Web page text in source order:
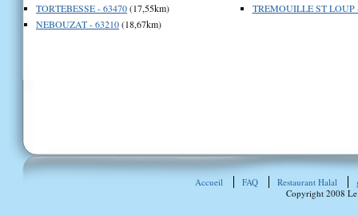
TORTEBESSE - 63470(17,55km)
NEBOUZAT - 63210(18,67km)
TREMOUILLE ST LOUP
Accueil FAQ Restaurant Halal
Copyright 2008